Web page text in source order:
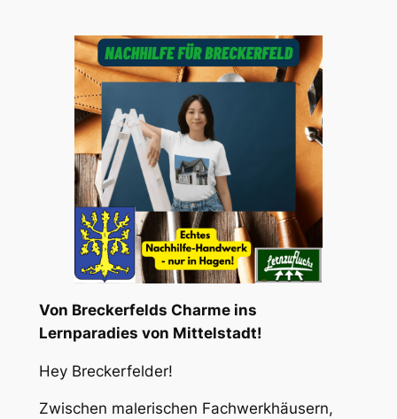
Von Breckerfelds Charme ins
Lernparadies von Mittelstadt!
Hey Breckerfelder!
Zwischen malerischen Fachwerkhäusern,